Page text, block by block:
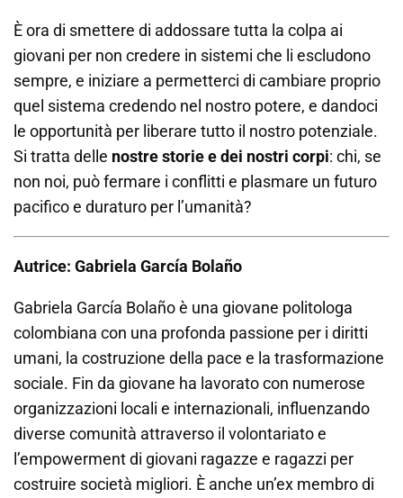
È ora di smettere di addossare tutta la colpa ai
giovani per non credere in sistemi che li escludono
sempre, e iniziare a permetterci di cambiare proprio
quel sistema credendo nel nostro potere, e dandoci
le opportunità per liberare tutto il nostro potenziale.
Si tratta delle nostre storie e dei nostri corpi: chi, se
non noi, può fermare i conflitti e plasmare un futuro
pacifico e duraturo per l’umanità?
Autrice: Gabriela García Bolaño
Gabriela García Bolaño è una giovane politologa
colombiana con una profonda passione per i diritti
umani, la costruzione della pace e la trasformazione
sociale. Fin da giovane ha lavorato con numerose
organizzazioni locali e internazionali, influenzando
diverse comunità attraverso il volontariato e
l’empowerment di giovani ragazze e ragazzi per
costruire società migliori. È anche un’ex membro di